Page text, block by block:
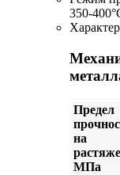
350-
Предел
на
МПа